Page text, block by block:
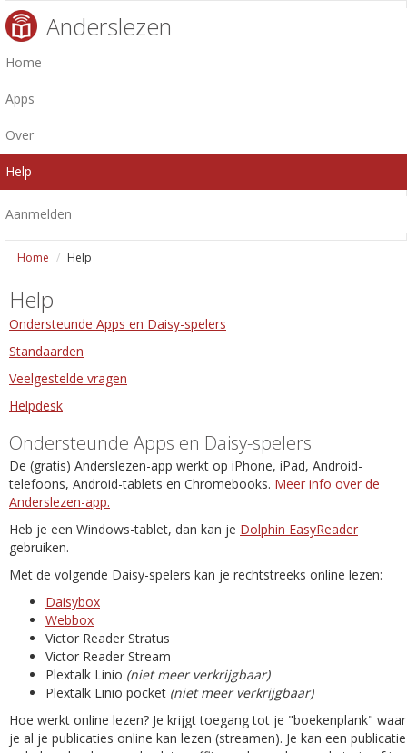
Anderslezen
Home
Apps
Over
Help
Aanmelden
Home Help
Help
Ondersteunde Apps en Daisy-spelers
Standaarden
Veelgestelde vragen
Helpdesk
Ondersteunde Apps en Daisy-spelers
De (gratis) Anderslezen-app werkt op iPhone, iPad, Android-
telefoons, Android-tablets en Chromebooks. Meer info over de
Anderslezen-app.
Heb je een Windows-tablet, dan kan je Dolphin EasyReader
gebruiken.
Met de volgende Daisy-spelers kan je rechtstreeks online lezen:
Daisybox
Webbox
Victor Reader Stratus
Victor Reader Stream
Plextalk Linio (niet meer verkrijgbaar)
Plextalk Linio pocket (niet meer verkrijgbaar)
Hoe werkt online lezen? Je krijgt toegang tot je "boekenplank" waar
je al je publicaties online kan lezen (streamen). Je kan een publicatie